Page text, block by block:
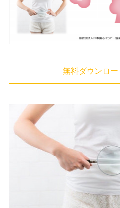
無料ダウンロー